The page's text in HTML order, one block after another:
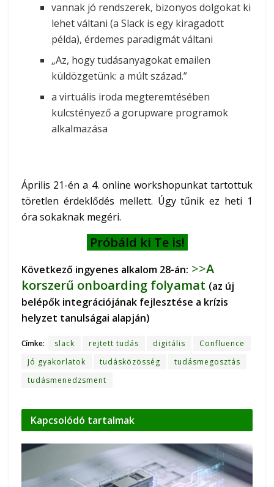
vannak jó rendszerek, bizonyos dolgokat ki
lehet váltani (a Slack is egy kiragadott
példa), érdemes paradigmát váltani
„Az, hogy tudásanyagokat emailen
küldözgetünk: a múlt század.”
a virtuális iroda megteremtésében
kulcstényező a gorupware programok
alkalmazása
Április 21-én a 4. online workshopunkat tartottuk
töretlen érdeklődés mellett. Úgy tűnik ez heti 1
óra sokaknak megéri.
Próbáld ki Te is!
Következő ingyenes alkalom 28-án: >>A
korszerű onboarding folyamat (az új
belépők integrációjának fejlesztése a krízis
helyzet tanulságai alapján)
Címke: slack rejtett tudás digitális
Confluence
Jó gyakorlatok
tudásközösség
tudásmegosztás
tudásmenedzsment
Kapcsolódó tartalmak